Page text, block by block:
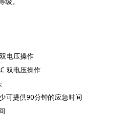
电压操作
双电压操作
可提供90分钟的应急时间